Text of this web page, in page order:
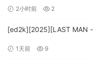
2小时前 2
[ed2k][2025][LAST MAN
1天前 9